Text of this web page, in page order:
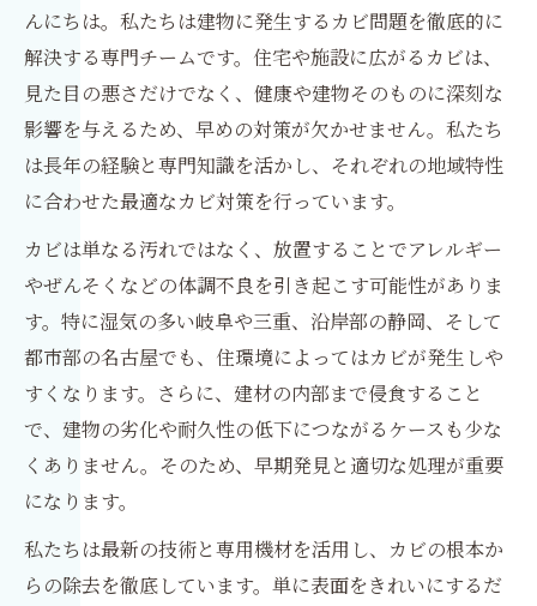
んにちは。私たちは建物に発生するカビ問題を徹底的に
解決する専門チームです。住宅や施設に広がるカビは、
見た目の悪さだけでなく、健康や建物そのものに深刻な
影響を与えるため、早めの対策が欠かせません。私たち
は長年の経験と専門知識を活かし、それぞれの地域特性
に合わせた最適なカビ対策を行っています。
カビは単なる汚れではなく、放置することでアレルギー
やぜんそくなどの体調不良を引き起こす可能性がありま
す。特に湿気の多い岐阜や三重、沿岸部の静岡、そして
都市部の名古屋でも、住環境によってはカビが発生しや
すくなります。さらに、建材の内部まで侵食すること
で、建物の劣化や耐久性の低下につながるケースも少な
くありません。そのため、早期発見と適切な処理が重要
になります。
私たちは最新の技術と専用機材を活用し、カビの根本か
らの除去を徹底しています。単に表面をきれいにするだ